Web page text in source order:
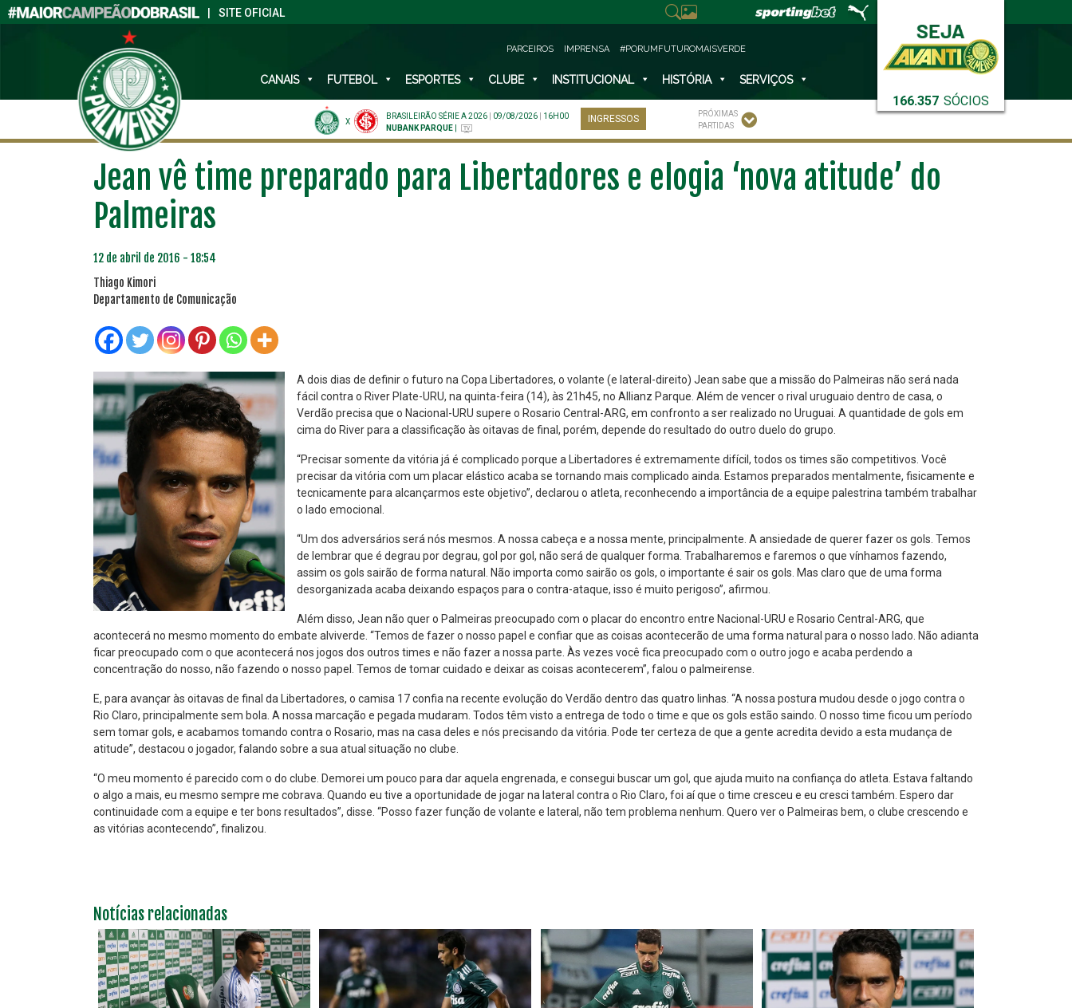
SITE OFICIAL
166.357 SÓCIOS
PARCEIROS IMPRENSA #PORUMFUTUROMAISVERDE
CANAIS FUTEBOL ESPORTES CLUBE INSTITUCIONAL HISTÓRIA SERVIÇOS
X
BRASILEIRÃO SÉRIE A 2026 09/08/2026
16H00
NUBANK PARQUE
INGRESSOS
PRÓXIMAS
PARTIDAS
Jean vê time preparado para Libertadores e elogia ‘nova atitude’ do
Palmeiras
12 de abril de 2016 - 18:54
Thiago Kimori
Departamento de Comunicação
A dois dias de definir o futuro na Copa Libertadores, o volante (e lateral-direito) Jean sabe que a missão do Palmeiras não será nada
fácil contra o River Plate-URU, na quinta-feira (14), às 21h45, no Allianz Parque. Além de vencer o rival uruguaio dentro de casa, o
Verdão precisa que o Nacional-URU supere o Rosario Central-ARG, em confronto a ser realizado no Uruguai. A quantidade de gols em
cima do River para a classificação às oitavas de final, porém, depende do resultado do outro duelo do grupo.
“Precisar somente da vitória já é complicado porque a Libertadores é extremamente difícil, todos os times são competitivos. Você
precisar da vitória com um placar elástico acaba se tornando mais complicado ainda. Estamos preparados mentalmente, fisicamente e
tecnicamente para alcançarmos este objetivo”, declarou o atleta, reconhecendo a importância de a equipe palestrina também trabalhar
o lado emocional.
“Um dos adversários será nós mesmos. A nossa cabeça e a nossa mente, principalmente. A ansiedade de querer fazer os gols. Temos
de lembrar que é degrau por degrau, gol por gol, não será de qualquer forma. Trabalharemos e faremos o que vínhamos fazendo,
assim os gols sairão de forma natural. Não importa como sairão os gols, o importante é sair os gols. Mas claro que de uma forma
desorganizada acaba deixando espaços para o contra-ataque, isso é muito perigoso”, afirmou.
Além disso, Jean não quer o Palmeiras preocupado com o placar do encontro entre Nacional-URU e Rosario Central-ARG, que
acontecerá no mesmo momento do embate alviverde. “Temos de fazer o nosso papel e confiar que as coisas acontecerão de uma forma natural para o nosso lado. Não adianta
ficar preocupado com o que acontecerá nos jogos dos outros times e não fazer a nossa parte. Às vezes você fica preocupado com o outro jogo e acaba perdendo a
concentração do nosso, não fazendo o nosso papel. Temos de tomar cuidado e deixar as coisas acontecerem”, falou o palmeirense.
E, para avançar às oitavas de final da Libertadores, o camisa 17 confia na recente evolução do Verdão dentro das quatro linhas. “A nossa postura mudou desde o jogo contra o
Rio Claro, principalmente sem bola. A nossa marcação e pegada mudaram. Todos têm visto a entrega de todo o time e que os gols estão saindo. O nosso time ficou um período
sem tomar gols, e acabamos tomando contra o Rosario, mas na casa deles e nós precisando da vitória. Pode ter certeza de que a gente acredita devido a esta mudança de
atitude”, destacou o jogador, falando sobre a sua atual situação no clube.
“O meu momento é parecido com o do clube. Demorei um pouco para dar aquela engrenada, e consegui buscar um gol, que ajuda muito na confiança do atleta. Estava faltando
o algo a mais, eu mesmo sempre me cobrava. Quando eu tive a oportunidade de jogar na lateral contra o Rio Claro, foi aí que o time cresceu e eu cresci também. Espero dar
continuidade com a equipe e ter bons resultados”, disse. “Posso fazer função de volante e lateral, não tem problema nenhum. Quero ver o Palmeiras bem, o clube crescendo e
as vitórias acontecendo”, finalizou.
Notícias relacionadas